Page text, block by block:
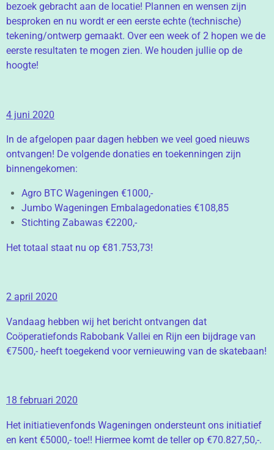
bezoek gebracht aan de locatie! Plannen en wensen zijn
besproken en nu wordt er een eerste echte (technische)
tekening/ontwerp gemaakt. Over een week of 2 hopen we de
eerste resultaten te mogen zien. We houden jullie op de
hoogte!
4 juni 2020
In de afgelopen paar dagen hebben we veel goed nieuws
ontvangen! De volgende donaties en toekenningen zijn
binnengekomen:
Agro BTC Wageningen €1000,-
Jumbo Wageningen Embalagedonaties €108,85
Stichting Zabawas €2200,-
Het totaal staat nu op €81.753,73!
2 april 2020
Vandaag hebben wij het bericht ontvangen dat
Coöperatiefonds Rabobank Vallei en Rijn een bijdrage van
€7500,- heeft toegekend voor vernieuwing van de skatebaan!
18 februari 2020
Het initiatievenfonds Wageningen ondersteunt ons initiatief
en kent €5000,- toe!! Hiermee komt de teller op €70.827,50,-.